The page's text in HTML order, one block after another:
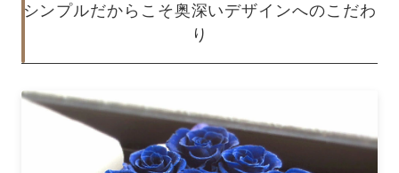
シンプルだからこそ奥深いデザインへのこだわ
り